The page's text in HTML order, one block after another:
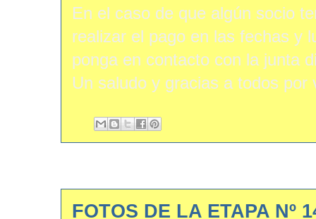
En el caso de que algún socio
realizar el pago en las fechas y
ponga en contacto con la junta
Un saludo y gracias a todos por
FOTOS DE LA ETAPA Nº